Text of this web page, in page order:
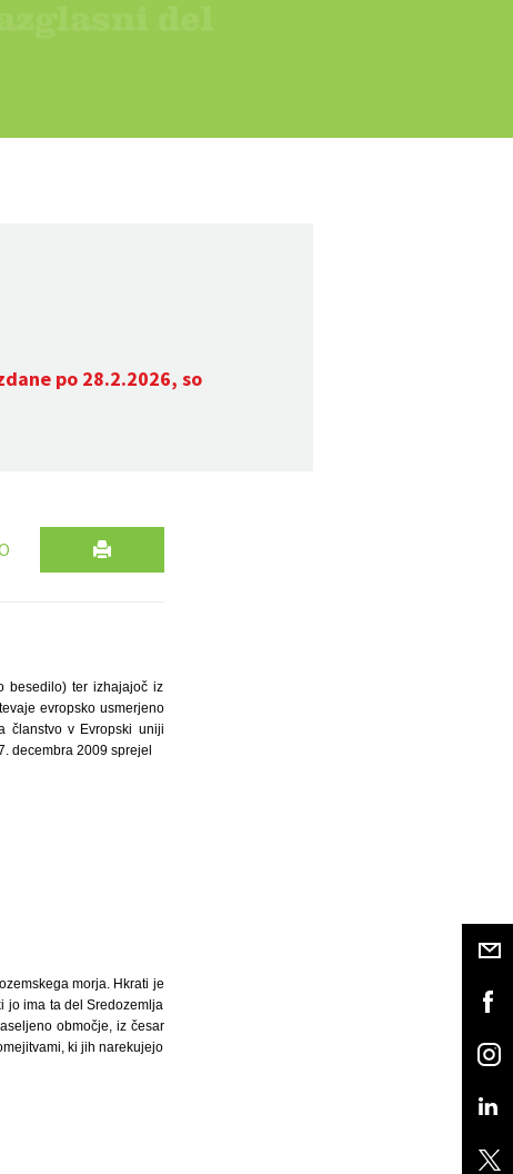
po 28.2.2026, so
besedilo) ter izhajajoč iz
evropsko usmerjeno
članstvo v Evropski uniji
decembra 2009 sprejel
morja. Hkrati je
jo ima ta del Sredozemlja
območje, iz česar
ki jih narekujejo